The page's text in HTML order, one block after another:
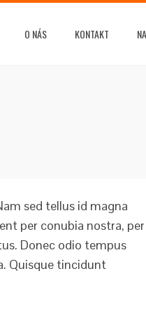
O NÁS KONTAKT
sed tellus id magna
per conubia nostra, per
Donec odio tempus
Quisque tincidunt